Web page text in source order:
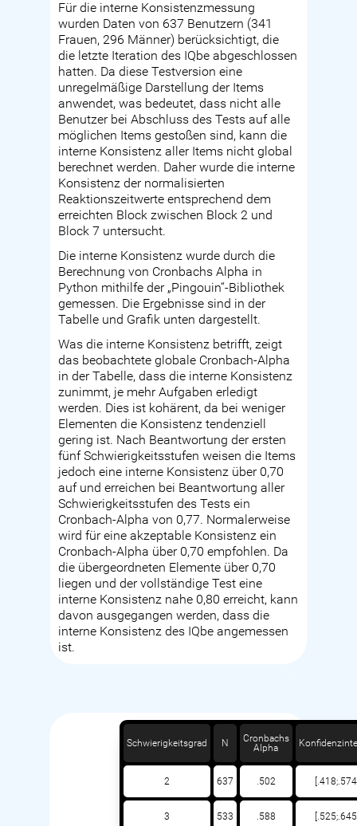
Für die interne Konsistenzmessung
wurden Daten von 637 Benutzern (341
Frauen, 296 Männer) berücksichtigt, die
die letzte Iteration des IQbe abgeschlossen
hatten. Da diese Testversion eine
unregelmäßige Darstellung der Items
anwendet, was bedeutet, dass nicht alle
Benutzer bei Abschluss des Tests auf alle
möglichen Items gestoßen sind, kann die
interne Konsistenz aller Items nicht global
berechnet werden. Daher wurde die interne
Konsistenz der normalisierten
Reaktionszeitwerte entsprechend dem
erreichten Block zwischen Block 2 und
Block 7 untersucht.
Die interne Konsistenz wurde durch die
Berechnung von Cronbachs Alpha in
Python mithilfe der „Pingouin“-Bibliothek
gemessen. Die Ergebnisse sind in der
Tabelle und Grafik unten dargestellt.
Was die interne Konsistenz betrifft, zeigt
das beobachtete globale Cronbach-Alpha
in der Tabelle, dass die interne Konsistenz
zunimmt, je mehr Aufgaben erledigt
werden. Dies ist kohärent, da bei weniger
Elementen die Konsistenz tendenziell
gering ist. Nach Beantwortung der ersten
fünf Schwierigkeitsstufen weisen die Items
jedoch eine interne Konsistenz über 0,70
auf und erreichen bei Beantwortung aller
Schwierigkeitsstufen des Tests ein
Cronbach-Alpha von 0,77. Normalerweise
wird für eine akzeptable Konsistenz ein
Cronbach-Alpha über 0,70 empfohlen. Da
die übergeordneten Elemente über 0,70
liegen und der vollständige Test eine
interne Konsistenz nahe 0,80 erreicht, kann
davon ausgegangen werden, dass die
interne Konsistenz des IQbe angemessen
ist.
Schwierigkeitsgrad N
Cronbachs
Alpha
2 637 .502
3 533 .588